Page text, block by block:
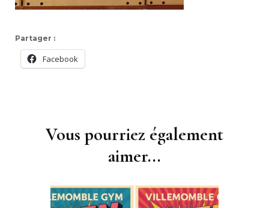
Partager :
Facebook
Vous pourriez également
aimer...